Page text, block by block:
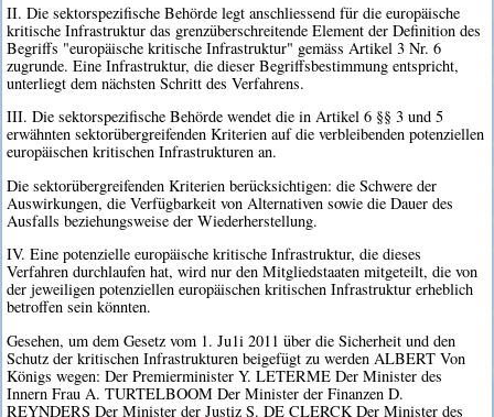
II. Die sektorspezifische Behörde legt anschliessend für die europäische
kritische Infrastruktur das grenzüberschreitende Element der Definition des
Begriffs "europäische kritische Infrastruktur" gemäss Artikel 3 Nr. 6
zugrunde. Eine Infrastruktur, die dieser Begriffsbestimmung entspricht,
unterliegt dem nächsten Schritt des Verfahrens.
III. Die sektorspezifische Behörde wendet die in Artikel 6 §§ 3 und 5
erwähnten sektorübergreifenden Kriterien auf die verbleibenden potenziellen
europäischen kritischen Infrastrukturen an.
Die sektorübergreifenden Kriterien berücksichtigen: die Schwere der
Auswirkungen, die Verfügbarkeit von Alternativen sowie die Dauer des
Ausfalls beziehungsweise der Wiederherstellung.
IV. Eine potenzielle europäische kritische Infrastruktur, die dieses
Verfahren durchlaufen hat, wird nur den Mitgliedstaaten mitgeteilt, die von
der jeweiligen potenziellen europäischen kritischen Infrastruktur erheblich
betroffen sein könnten.
Gesehen, um dem Gesetz vom 1. Ju1i 2011 über die Sicherheit und den
Schutz der kritischen Infrastrukturen beigefügt zu werden ALBERT Von
Königs wegen: Der Premierminister Y. LETERME Der Minister des
Innern Frau A. TURTELBOOM Der Minister der Finanzen D.
REYNDERS Der Minister der Justiz S. DE CLERCK Der Minister des